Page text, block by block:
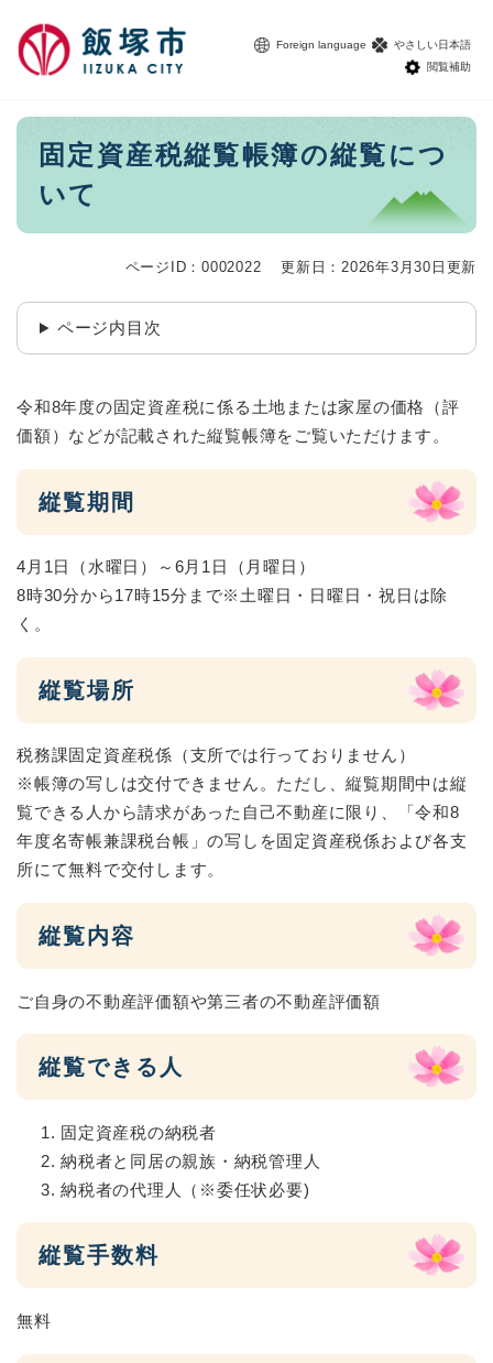
Foreign language
やさしい日本語
閲覧補助
本
固定資産税縦覧帳簿の縦覧につ
いて
ページID：0002022 更新日：2026年3月30日更新
ページ内目次
令和8年度の固定資産税に係る土地または家屋の価格（評
価額）などが記載された縦覧帳簿をご覧いただけます。
縦覧期間
4月1日（水曜日）～6月1日（月曜日）
8時30分から17時15分まで※土曜日・日曜日・祝日は除
く。
縦覧場所
税務課固定資産税係（支所では行っておりません）
※帳簿の写しは交付できません。ただし、縦覧期間中は縦
覧できる人から請求があった自己不動産に限り、「令和8
年度名寄帳兼課税台帳」の写しを固定資産税係および各支
所にて無料で交付します。
縦覧内容
ご自身の不動産評価額や第三者の不動産評価額
縦覧できる人
固定資産税の納税者
納税者と同居の親族・納税管理人
納税者の代理人（※委任状必要)
縦覧手数料
無料